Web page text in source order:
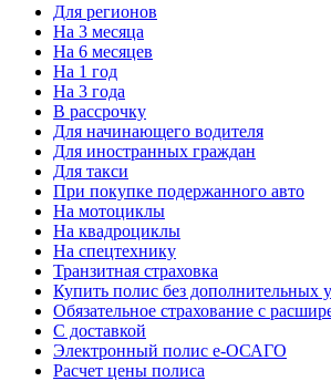
Для регионов
На 3 месяца
На 6 месяцев
На 1 год
На 3 года
В рассрочку
Для начинающего водителя
Для иностранных граждан
Для такси
При покупке подержанного авто
На мотоциклы
На квадроциклы
На спецтехнику
Транзитная страховка
Купить полис без дополнительных
Обязательное страхование с
С доставкой
Электронный полис е-ОСАГО
Расчет цены полиса